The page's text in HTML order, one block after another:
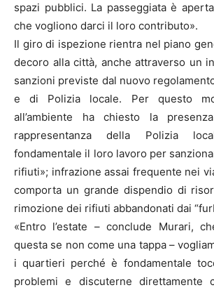
spazi pubblici. La passeggiata è
che vogliono darci il loro contributo».
Il giro di ispezione rientra nel piano
decoro alla città, anche attraverso un
sanzioni previste dal nuovo
e di Polizia locale. Per questo
all’ambiente ha chiesto la
rappresentanza della Polizia
fondamentale il loro lavoro per
rifiuti»; infrazione assai frequente nei
comporta un grande dispendio di
rimozione dei rifiuti abbandonati dai
«Entro l’estate – conclude Murari,
questa se non come una tappa –
i quartieri perché è fondamentale
problemi e discuterne direttamente